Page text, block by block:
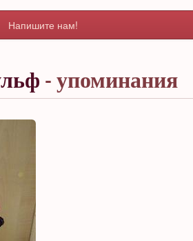
Напишите нам!
- упоминания